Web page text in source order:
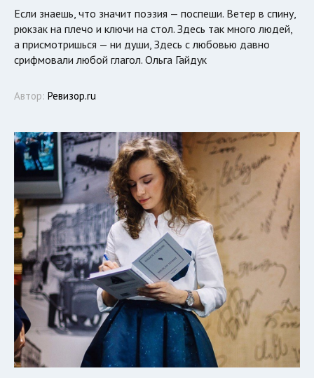
Если знаешь, что значит поэзия — поспеши. Ветер в спину,
рюкзак на плечо и ключи на стол. Здесь так много людей,
а присмотришься — ни души, Здесь с любовью давно
срифмовали любой глагол. Ольга Гайдук
Автор: Ревизор.ru